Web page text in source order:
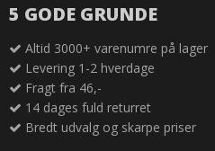
5 GODE GRUNDE
Altid 3000+ varenumre på lager
Levering 1-2 hverdage
Fragt fra 46,-
14 dages fuld returret
Bredt udvalg og skarpe priser